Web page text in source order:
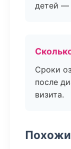
детей —
Сроки
после
визита.